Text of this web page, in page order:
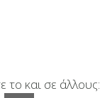
το και σε άλλους: